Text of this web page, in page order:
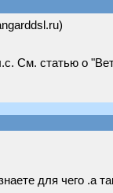
См. статью о
для чего .а